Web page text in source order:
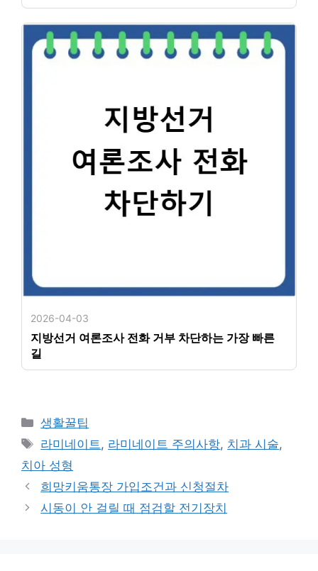
2026-04-03
지방선거 여론조사 전화 거부 차단하는 가장 빠른
길
카
테
리
생활꿀팁
태
그
라미네이트, 라미네이트 주의사항, 치과 시술,
치아 성형
희망키움통장 가입조건과 신청절차
시동이 안 걸릴 때 점검할 전기장치